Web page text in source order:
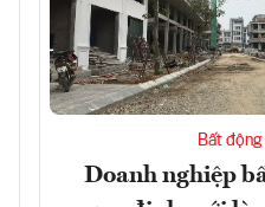
Bất động
Doanh nghiệp